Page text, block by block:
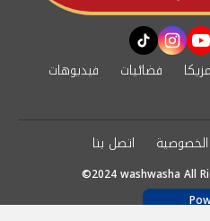
youtube
instagram
tiktok
مزيكا فضائيات
فيديوهات
اتصل بنا
©2024 washwasha All